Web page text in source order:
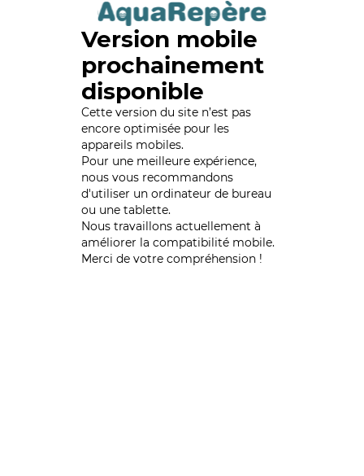
Version mobile
prochainement
disponible
Cette version du site n’est pas
encore optimisée pour les
appareils mobiles.
Pour une meilleure expérience,
nous vous recommandons
d'utiliser un ordinateur de bureau
ou une tablette.
Nous travaillons actuellement à
améliorer la compatibilité mobile.
Merci de votre compréhension !